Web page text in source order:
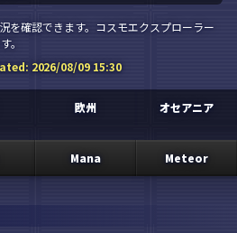
を確認できます。コスモエクスプローラー
。
2026/08/09 15:30
欧州 オセアニア
Mana Meteor